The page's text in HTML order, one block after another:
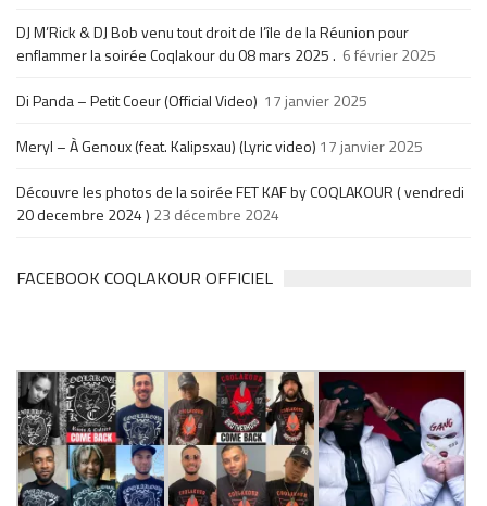
DJ M’Rick & DJ Bob venu tout droit de l’île de la Réunion pour
enflammer la soirée Coqlakour du 08 mars 2025 . 6 février 2025
Di Panda – Petit Coeur (Official Video) 17 janvier 2025
Meryl – À Genoux (feat. Kalipsxau) (Lyric video) 17 janvier 2025
Découvre les photos de la soirée FET KAF by COQLAKOUR ( vendredi
20 decembre 2024 ) 23 décembre 2024
FACEBOOK COQLAKOUR OFFICIEL